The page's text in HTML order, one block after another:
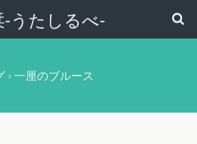
-うたしるべ-
› 一厘のブルース